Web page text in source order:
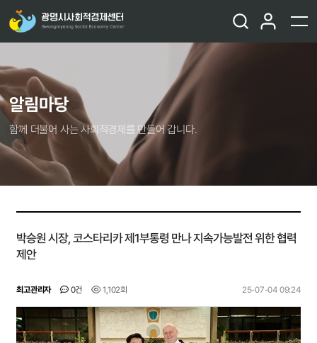
알림마당
함께 더불어 사는 사회적경제를 만들어 갑니다.
박승원 시장, 코스타리카 제1부통령 만나 지속가능발전 위한 협력
제안
최고관리자 0건 1,102회 25-07-04 09:24